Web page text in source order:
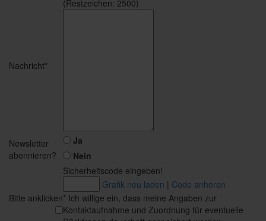
Nachricht*
(Restzeichen: 2500)
Newsletter
abonnieren?
Ja
Nein
Sicherheitscode eingeben!
Grafik neu laden | Code anhören
Bitte anklicken* Ich willige ein, dass meine Angaben zur
Kontaktaufnahme und Zuordnung für eventuelle